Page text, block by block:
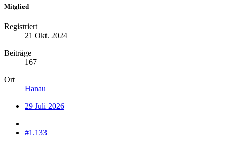
Mitglied
Registriert
21 Okt. 2024
Beiträge
167
Ort
Hanau
29 Juli 2026
#1.133